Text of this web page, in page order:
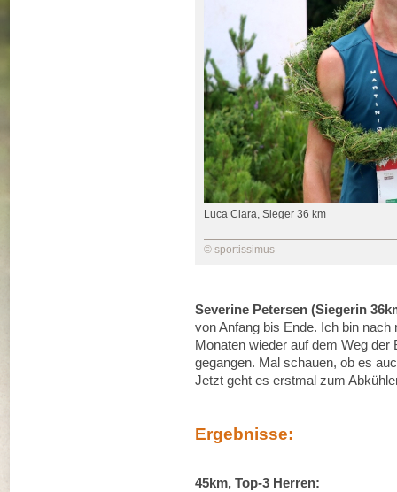
Luca Clara, Sieger 36 km
© sportissimus
Severine Petersen (Siegerin
von Anfang bis Ende. Ich bin
Monaten wieder auf dem Weg
gegangen. Mal schauen, ob es
Jetzt geht es erstmal zum
Ergebnisse:
45km, Top-3 Herren: